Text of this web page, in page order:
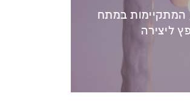
המתקיימות במתח
ליצירה